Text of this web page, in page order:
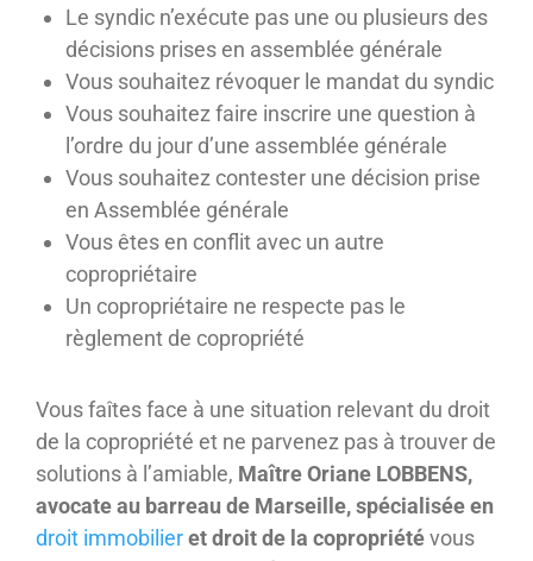
Le syndic n’exécute pas une ou plusieurs des
décisions prises en assemblée générale
Vous souhaitez révoquer le mandat du syndic
Vous souhaitez faire inscrire une question à
l’ordre du jour d’une assemblée générale
Vous souhaitez contester une décision prise
en Assemblée générale
Vous êtes en conflit avec un autre
copropriétaire
Un copropriétaire ne respecte pas le
règlement de copropriété
Vous faîtes face à une situation relevant du droit
de la copropriété et ne parvenez pas à trouver de
solutions à l’amiable, Maître Oriane LOBBENS,
avocate au barreau de Marseille, spécialisée en
droit immobilieret droit de la copropriétévous